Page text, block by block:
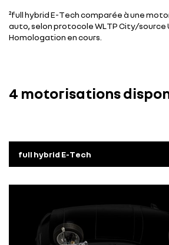
²full hybrid E-Tech comparée à une
auto, selon protocole WLTP City/source
Homologation en cours.
4 motorisations
full hybrid E-Tech